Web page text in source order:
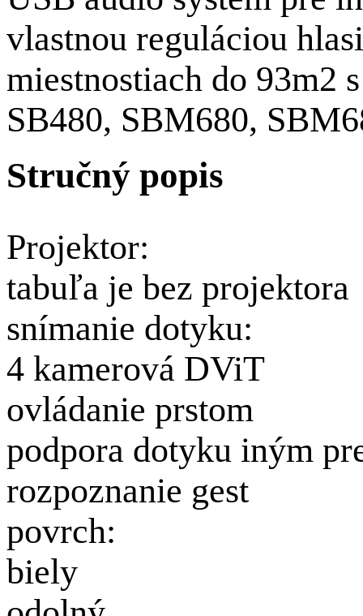
vlastnou reguláciou
miestnostiach do 93m2
SB480, SBM680,
Stručný popis
Projektor:
tabuľa je bez projektora
snímanie dotyku:
4 kamerová DViT
ovládanie prstom
podpora dotyku iným
rozpoznanie gest
povrch:
biely